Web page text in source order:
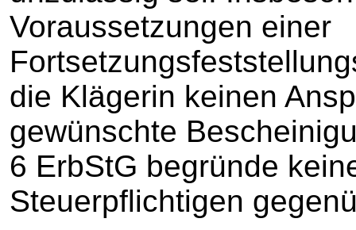
Voraussetzungen einer
die Klägerin keinen
gewünschte
6 ErbStG begründe
Steuerpflichtigen